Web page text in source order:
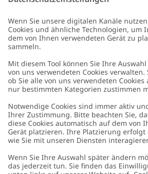
Kundenservice
Kontaktieren Sie uns
FAQ
Über uns
Über Newbie
Germany